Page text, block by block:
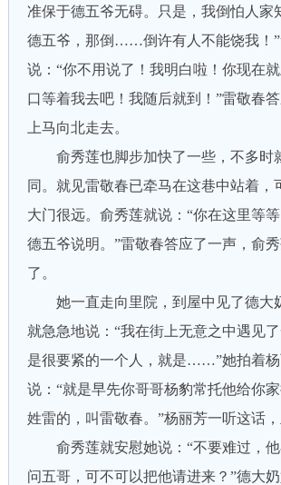
准保于德五爷无碍。只是，我倒怕人家
德五爷，那倒……倒许有人不能饶我！”
说：“你不用说了！我明白啦！你现在
口等着我去吧！我随后就到！”雷敬春
上马向北走去。
俞秀莲也脚步加快了一些，不多时
同。就见雷敬春已牵马在这巷中站着，
大门很远。俞秀莲就说：“你在这里等
德五爷说明。”雷敬春答应了一声，俞
了。
她一直走向里院，到屋中见了德大
就急急地说：“我在街上无意之中遇见
是很要紧的一个人，就是……”她拍着杨
说：“就是早先你哥哥杨豹常托他给你
姓雷的，叫雷敬春。”杨丽芳一听这话，
俞秀莲就安慰她说：“不要难过，他
问五哥，可不可以把他请进来？”德大